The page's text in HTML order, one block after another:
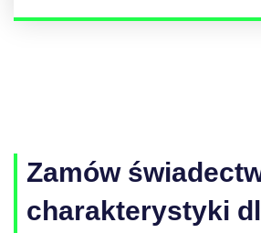
Zamów
charakterystyki